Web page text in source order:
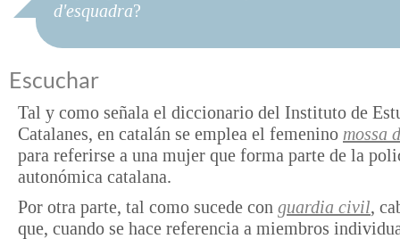
d'esquadra?
Escuchar
Tal y como señala el diccionario del Instituto de
Catalanes, en catalán se emplea el femenino mossa
para referirse a una mujer que forma parte de la
autonómica catalana.
Por otra parte, tal como sucede con guardia civil,
que, cuando se hace referencia a miembros